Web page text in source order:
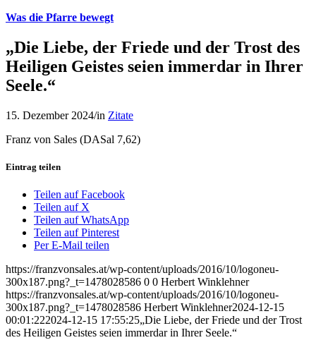
Was die Pfarre bewegt
„Die Liebe, der Friede und der Trost des
Heiligen Geistes seien immerdar in Ihrer
Seele.“
15. Dezember 2024/in Zitate
Franz von Sales (DASal 7,62)
Eintrag teilen
Teilen auf Facebook
Teilen auf X
Teilen auf WhatsApp
Teilen auf Pinterest
Per E-Mail teilen
https://franzvonsales.at/wp-content/uploads/2016/10/logoneu-
300x187.png?_t=1478028586 0 0 Herbert Winklehner
https://franzvonsales.at/wp-content/uploads/2016/10/logoneu-
300x187.png?_t=1478028586 Herbert Winklehner2024-12-15
00:01:222024-12-15 17:55:25„Die Liebe, der Friede und der Trost
des Heiligen Geistes seien immerdar in Ihrer Seele.“